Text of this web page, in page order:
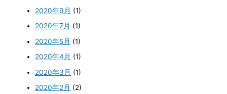
2020年9月 (1)
2020年7月 (1)
2020年5月 (1)
2020年4月 (1)
2020年3月 (1)
2020年2月 (2)